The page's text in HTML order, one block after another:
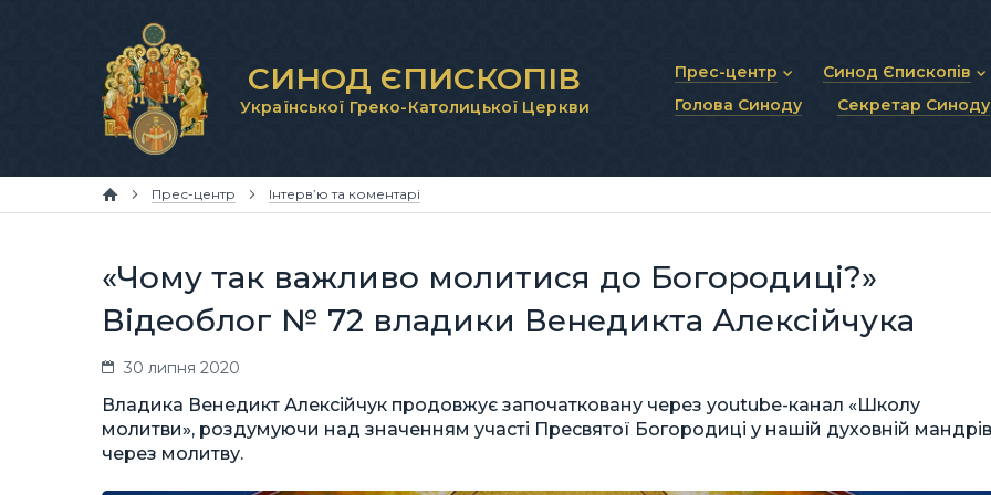
СИНОД ЄПИСКОПІВ
Української Греко-Католицької Церкви
Прес-центр
Новини та анонси
Синод Єпископів
Статут Синоду
Синодальні органи
Голова Синоду Секретар Синоду
Прес-центр Інтерв’ю та коментарі
«Чому так важливо молитися до Богородиці?»
Відеоблог № 72 владики Венедикта Алексійчука
30 липня 2020
Владика Венедикт Алексійчук продовжує започатковану через youtube-канал «Школу
молитви», роздумуючи над значенням участі Пресвятої Богородиці у нашій духовній
через молитву.